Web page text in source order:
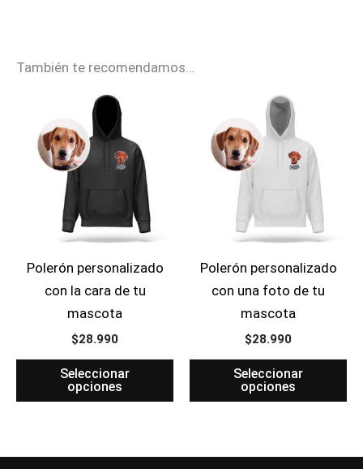
También te recomendamos…
Polerón personalizado
con la cara de tu
mascota
$28.990
Seleccionar
opciones
Polerón personalizado
con una foto de tu
mascota
$28.990
Seleccionar
opciones